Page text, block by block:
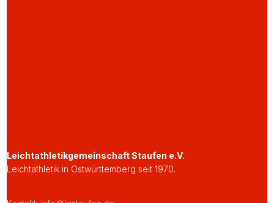
Leichtathletikgemeinschaft Staufen e.V.
Leichtathletik in Ostwürttemberg seit 1970.